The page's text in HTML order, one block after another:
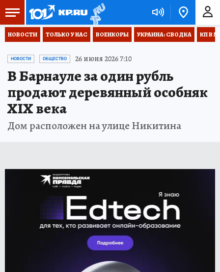
НОВОСТИ ТОЛЬКО У НАС ВОЕНКОРЫ УКРАИНА: СВОДКА КП В
НОВОСТИ ОБЩЕСТВО 26 июня 2026 7:10
В Барнауле за один рубль
продают деревянный особняк
XIX века
Дом расположен на улице Никитина